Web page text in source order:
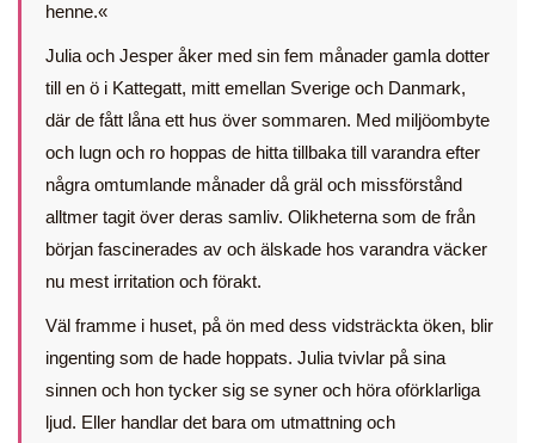
henne.«
Julia och Jesper åker med sin fem månader gamla dotter
till en ö i Kattegatt, mitt emellan Sverige och Danmark,
där de fått låna ett hus över sommaren. Med miljöombyte
och lugn och ro hoppas de hitta tillbaka till varandra efter
några omtumlande månader då gräl och missförstånd
alltmer tagit över deras samliv. Olikheterna som de från
början fascinerades av och älskade hos varandra väcker
nu mest irritation och förakt.
Väl framme i huset, på ön med dess vidsträckta öken, blir
ingenting som de hade hoppats. Julia tvivlar på sina
sinnen och hon tycker sig se syner och höra oförklarliga
ljud. Eller handlar det bara om utmattning och